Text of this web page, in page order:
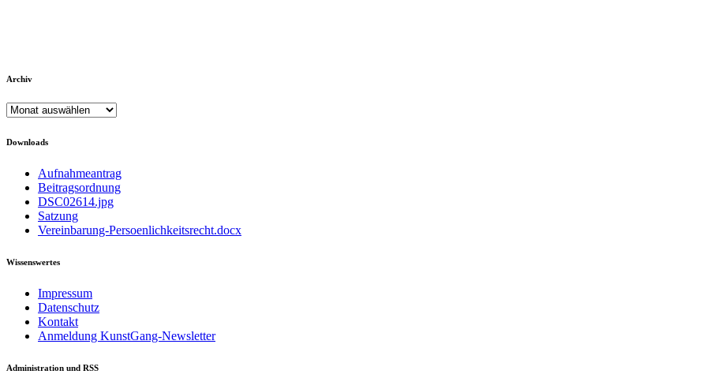
Archiv
Archiv
Downloads
Aufnahmeantrag
Beitragsordnung
DSC02614.jpg
Satzung
Vereinbarung-Persoenlichkeitsrecht.docx
Wissenswertes
Impressum
Datenschutz
Kontakt
Anmeldung KunstGang-Newsletter
Administration und RSS